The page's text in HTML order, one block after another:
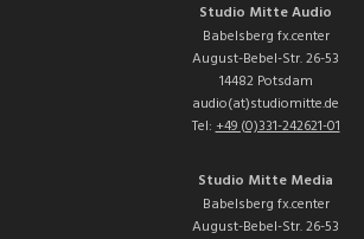
Studio Mitte Audio
Babelsberg fx.center
August-Bebel-Str. 26-53
14482 Potsdam
audio(at)studiomitte.de
Tel:+49 (0)331-242621-01
Studio Mitte Media
Babelsberg fx.center
August-Bebel-Str. 26-53